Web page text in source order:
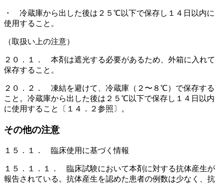
・ 冷蔵庫から出した後は２５℃以下で保存し１４日以内に
使用すること。
（取扱い上の注意）
２０．１． 本剤は遮光する必要があるため、外箱に入れて
保存すること。
２０．２． 凍結を避けて、冷蔵庫（２〜８℃）で保存する
こと。冷蔵庫から出した後は２５℃以下で保存し１４日以内
に使用すること〔１４．２参照〕。
その他の注意
１５．１． 臨床使用に基づく情報
１５．１．１． 臨床試験において本剤に対する抗体産生が
報告されている。抗体産生を認めた患者の例数は少なく、抗